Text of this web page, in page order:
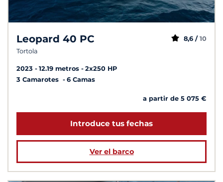
Leopard 40 PC
Tortola
8,6 / 10
2023 12.19 metros
2x250 HP
3 Camarotes
6 Camas
a partir de 5 075 €
Introduce tus fechas
Ver el barco